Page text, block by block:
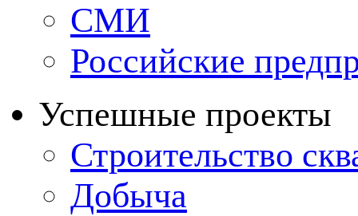
СМИ
Российские
Успешные проекты
Строительство
Добыча